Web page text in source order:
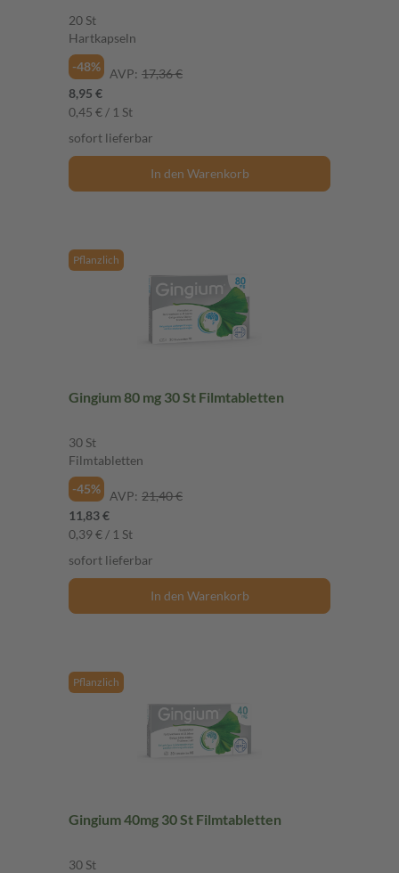
20 St
Hartkapseln
-48%
AVP: 17,36 €
8,95 €
0,45 € / 1 St
sofort lieferbar
In den Warenkorb
Pflanzlich
Gingium 80 mg 30 St Filmtabletten
30 St
Filmtabletten
-45%
AVP: 21,40 €
11,83 €
0,39 € / 1 St
sofort lieferbar
In den Warenkorb
Pflanzlich
Gingium 40mg 30 St Filmtabletten
30 St